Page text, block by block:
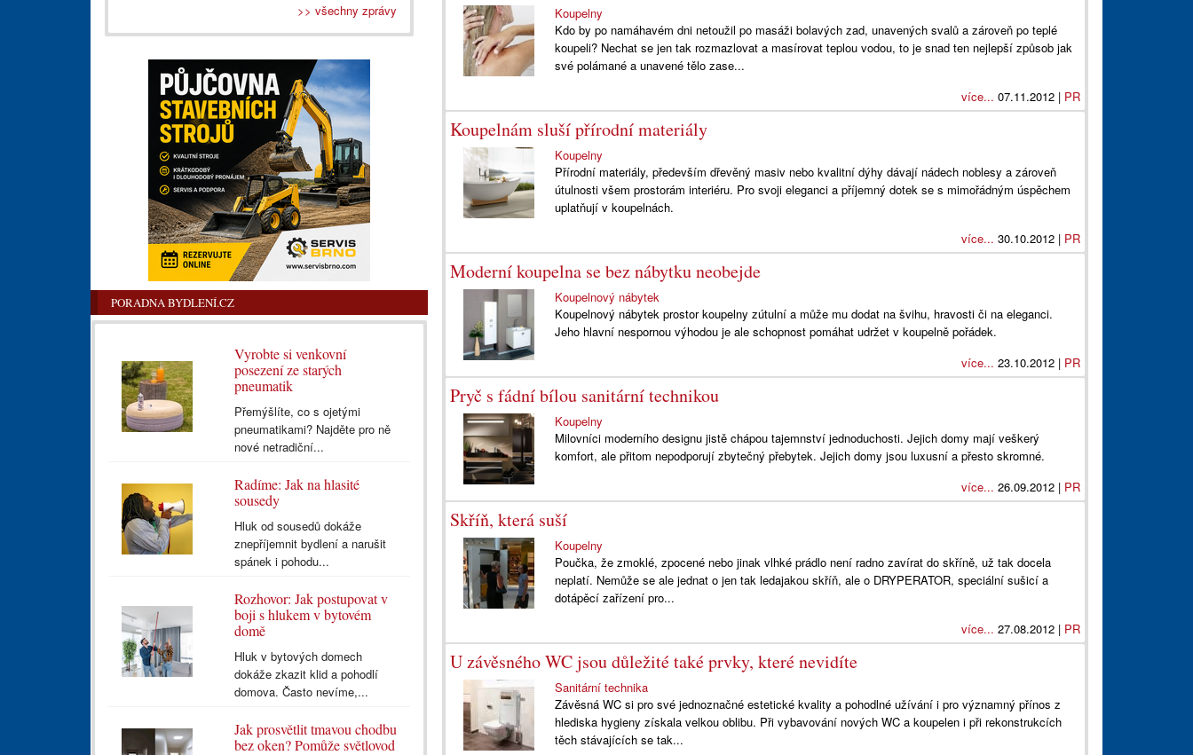
Koupelny
Kdo by po namáhavém dni netoužil po masáži bolavých zad, unavených svalů a zároveň po teplé
koupeli? Nechat se jen tak rozmazlovat a masírovat teplou vodou, to je snad ten nejlepší způsob jak
své polámané a unavené tělo zase...
více... 07.11.2012 | PR
Koupelnám sluší přírodní materiály
Koupelny
Přírodní materiály, především dřevěný masiv nebo kvalitní dýhy dávají nádech noblesy a zároveň
útulnosti všem prostorám interiéru. Pro svoji eleganci a příjemný dotek se s mimořádným úspěchem
uplatňují v koupelnách.
více... 30.10.2012 | PR
Moderní koupelna se bez nábytku neobejde
Koupelnový nábytek
Koupelnový nábytek prostor koupelny zútulní a může mu dodat na švihu, hravosti či na eleganci.
Jeho hlavní nespornou výhodou je ale schopnost pomáhat udržet v koupelně pořádek.
více... 23.10.2012 | PR
Pryč s fádní bílou sanitární technikou
Koupelny
Milovníci moderního designu jistě chápou tajemnství jednoduchosti. Jejich domy mají veškerý
komfort, ale přitom nepodporují zbytečný přebytek. Jejich domy jsou luxusní a přesto skromné.
více... 26.09.2012 | PR
Skříň, která suší
Koupelny
Poučka, že zmoklé, zpocené nebo jinak vlhké prádlo není radno zavírat do skříně, už tak docela
neplatí. Nemůže se ale jednat o jen tak ledajakou skříň, ale o DRYPERATOR, speciální sušicí a
dotápěcí zařízení pro...
více... 27.08.2012 | PR
U závěsného WC jsou důležité také prvky, které nevidíte
Sanitární technika
Závěsná WC si pro své jednoznačné estetické kvality a pohodlné užívání i pro významný přínos z
hlediska hygieny získala velkou oblibu. Při vybavování nových WC a koupelen i při rekonstrukcích
těch stávajících se tak...
>> všechny zprávy
PORADNA BYDLENÍ.CZ
Vyrobte si venkovní
posezení ze starých
pneumatik
Přemýšlíte, co s ojetými
pneumatikami? Najděte pro ně
nové netradiční...
Radíme: Jak na hlasité
sousedy
Hluk od sousedů dokáže
znepříjemnit bydlení a narušit
spánek i pohodu...
Rozhovor: Jak postupovat v
boji s hlukem v bytovém
domě
Hluk v bytových domech
dokáže zkazit klid a pohodlí
domova. Často nevíme,...
Jak prosvětlit tmavou chodbu
bez oken? Pomůže světlovod